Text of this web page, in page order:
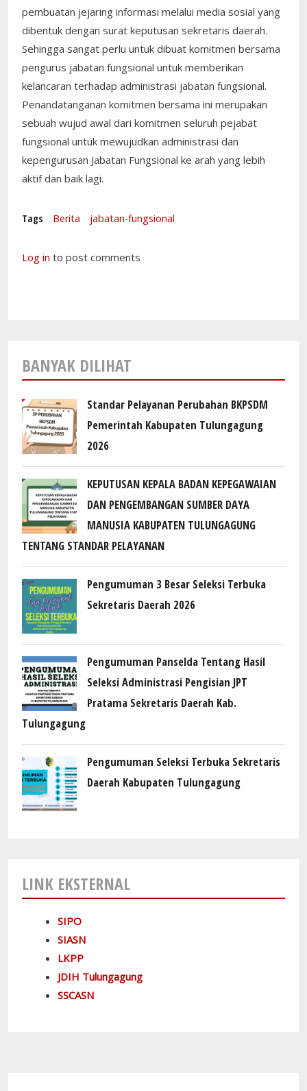
pembuatan jejaring informasi melalui media sosial yang
dibentuk dengan surat keputusan sekretaris daerah.
Sehingga sangat perlu untuk dibuat komitmen bersama
pengurus jabatan fungsional untuk memberikan
kelancaran terhadap administrasi jabatan fungsional.
Penandatanganan komitmen bersama ini merupakan
sebuah wujud awal dari komitmen seluruh pejabat
fungsional untuk mewujudkan administrasi dan
kepengurusan Jabatan Fungsional ke arah yang lebih
aktif dan baik lagi.
Tags Berita jabatan-fungsional
Log in to post comments
BANYAK DILIHAT
Standar Pelayanan Perubahan BKPSDM
Pemerintah Kabupaten Tulungagung
2026
KEPUTUSAN KEPALA BADAN KEPEGAWAIAN
DAN PENGEMBANGAN SUMBER DAYA
MANUSIA KABUPATEN TULUNGAGUNG
TENTANG STANDAR PELAYANAN
Pengumuman 3 Besar Seleksi Terbuka
Sekretaris Daerah 2026
Pengumuman Panselda Tentang Hasil
Seleksi Administrasi Pengisian JPT
Pratama Sekretaris Daerah Kab.
Tulungagung
Pengumuman Seleksi Terbuka Sekretaris
Daerah Kabupaten Tulungagung
LINK EKSTERNAL
SIPO
SIASN
LKPP
JDIH Tulungagung
SSCASN